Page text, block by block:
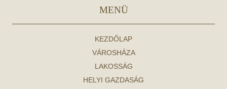
MENÜ
KEZDŐLAP
VÁROSHÁZA
LAKOSSÁG
HELYI GAZDASÁG